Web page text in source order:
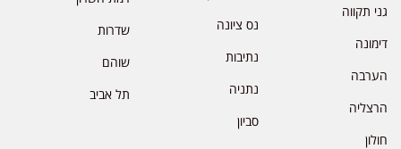
גני תקווה
דימונה
הערבה
הרצליה
חולון
נס ציונה
נתיבות
נתניה
סביון
שדרות
שוהם
תל אביב